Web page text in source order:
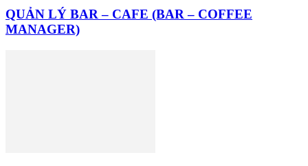
QUẢN LÝ BAR – CAFE (BAR – COFFEE
MANAGER)